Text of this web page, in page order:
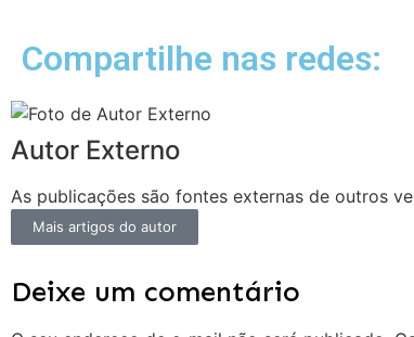
Compartilhe nas redes:
Autor Externo
As publicações são fontes externas de outros
Mais artigos do autor
Deixe um comentário